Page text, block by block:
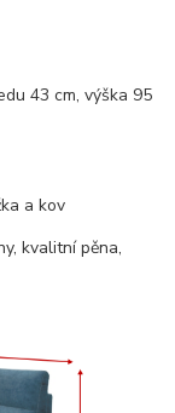
43 cm, výška 95
a kov
kvalitní pěna,